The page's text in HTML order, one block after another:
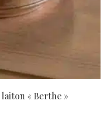
« Berthe »